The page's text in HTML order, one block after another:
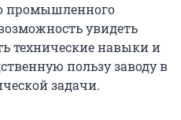
промышленного
увидеть
технические навыки и
пользу заводу в
задачи.